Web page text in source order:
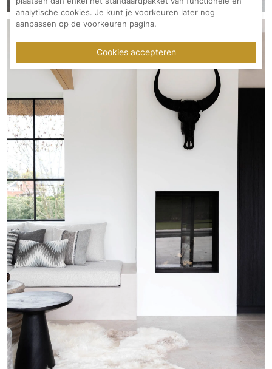
analytische cookies. Je kunt je voorkeuren later nog
aanpassen op de voorkeuren pagina.
Cookies accepteren